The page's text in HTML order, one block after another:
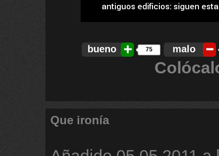
bueno 75 malo
Que ironía